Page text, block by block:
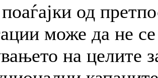
од
може да не
на целите